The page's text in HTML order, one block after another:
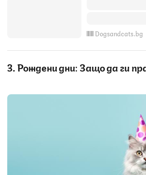
Dogsandcats.bg
3. Рождени дни: Защо да ги